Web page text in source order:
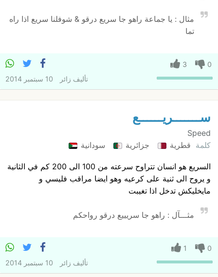
مثال : يا جماعة راهو جا سريع درقو & شوفلنا سريع اذا راه
تما
0
3
تأليف زائر 10 سبتمبر 2014
ســـــــريــــــع
Speed
كلمة قطرية جزائرية سودانية
السريع هو انسان تتراوح سرعته من 100 الى 200 كم في الثانية
و يروح الى ثنية على كرعيه وهو ايضا مراقب فليسي و
مايخليكش تدخل اذا تغيبت
مثـــآل : راهو جا سريييع درقو رواحكم
0
1
تأليف زائر 10 سبتمبر 2014